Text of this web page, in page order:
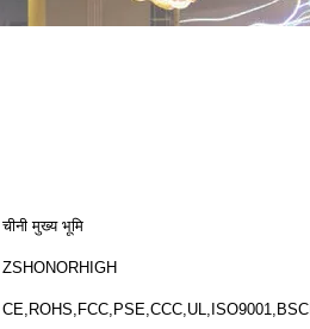
चीनी मुख्य भूमि
ZSHONORHIGH
CE,ROHS,FCC,PSE,CCC,UL,ISO9001,BSCI